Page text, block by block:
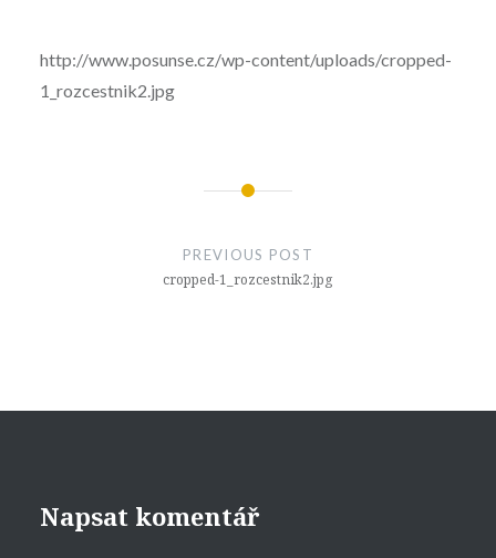
http://www.posunse.cz/wp-content/uploads/cropped-
1_rozcestnik2.jpg
PREVIOUS POST
cropped-1_rozcestnik2.jpg
Napsat komentář